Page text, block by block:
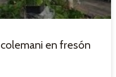
en fresón